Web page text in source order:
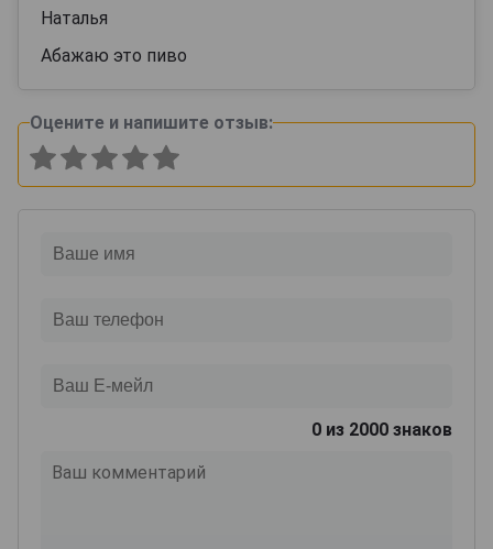
Наталья
Абажаю это пиво
Оцените и напишите отзыв:
0 из 2000 знаков